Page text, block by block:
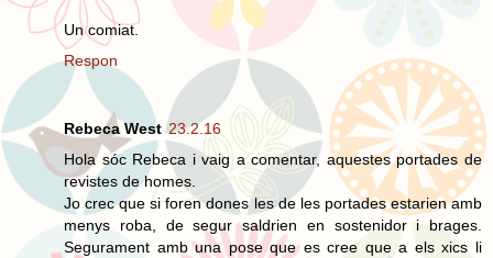
Un comiat.
Respon
Rebeca West 23.2.16
Hola sóc Rebeca i vaig a comentar, aquestes portades de
revistes de homes.
Jo crec que si foren dones les de les portades estarien amb
menys roba, de segur saldrien en sostenidor i brages.
Segurament amb una pose que es cree que a els xics li